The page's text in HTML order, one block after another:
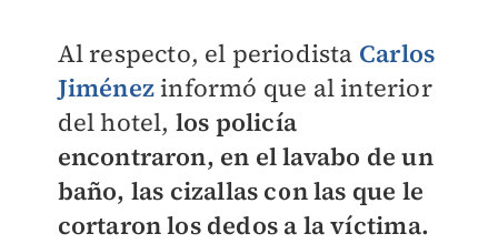
Al respecto, el periodista Carlos
Jiménezinformó que al interior
del hotel, los policía
encontraron, en el lavabo de un
baño, las cizallas con las que le
cortaron los dedos a la víctima.